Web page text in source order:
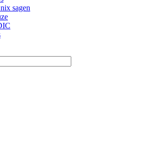
sagen